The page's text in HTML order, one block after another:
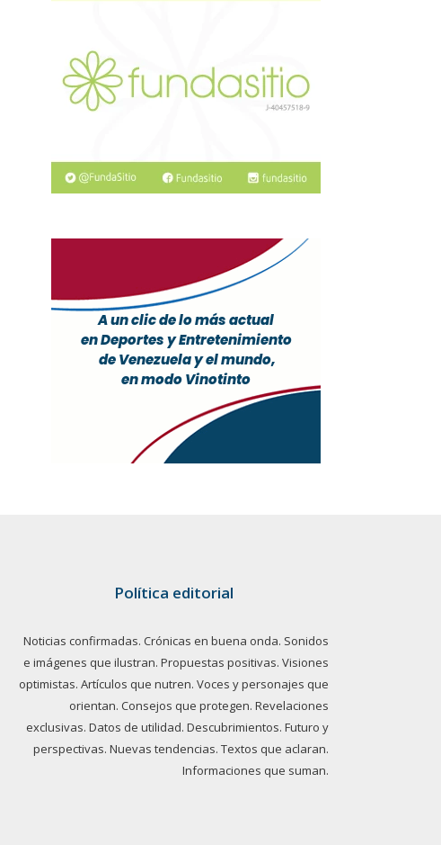
Política editorial
Noticias confirmadas. Crónicas en buena onda. Sonidos
e imágenes que ilustran. Propuestas positivas. Visiones
optimistas. Artículos que nutren. Voces y personajes que
orientan. Consejos que protegen. Revelaciones
exclusivas. Datos de utilidad. Descubrimientos. Futuro y
perspectivas. Nuevas tendencias. Textos que aclaran.
Informaciones que suman.